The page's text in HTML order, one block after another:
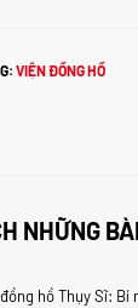
VIỆN ĐỒNG HỒ
NHỮNG
hồ Thụy Sĩ: Bí